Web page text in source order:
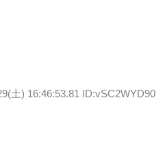
土) 16:46:53.81 ID:vSC2WYD90